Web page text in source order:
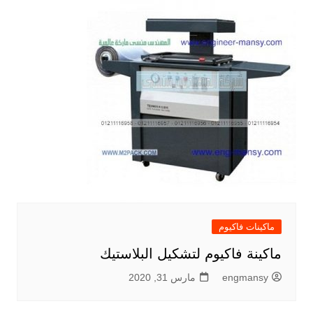
ماكينات فاكيوم
ماكينة فاكيوم لتشكيل البلاستيك
engmansy مارس 31, 2020